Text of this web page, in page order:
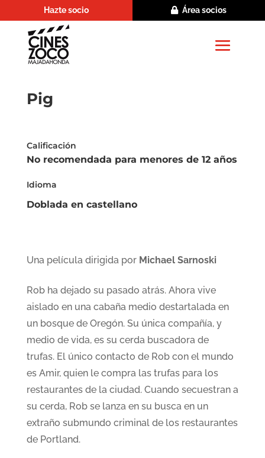
Hazte socio Área socios
Pig
Calificación
No recomendada para menores de 12 años
Idioma
Doblada en castellano
Una película dirigida por Michael Sarnoski
Rob ha dejado su pasado atrás. Ahora vive
aislado en una cabaña medio destartalada en
un bosque de Oregón. Su única compañía, y
medio de vida, es su cerda buscadora de
trufas. El único contacto de Rob con el mundo
es Amir, quien le compra las trufas para los
restaurantes de la ciudad. Cuando secuestran a
su cerda, Rob se lanza en su busca en un
extraño submundo criminal de los restaurantes
de Portland.